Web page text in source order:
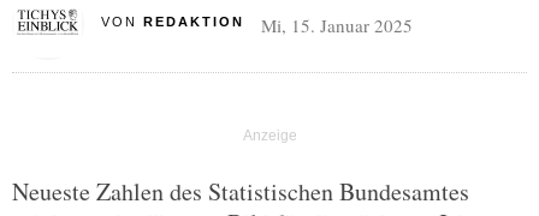
VON REDAKTION Mi, 15. Januar 2025
Neueste Zahlen des Statistischen Bundesamtes